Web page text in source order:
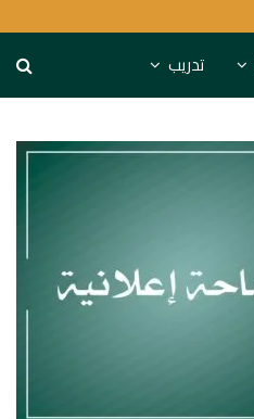
تدريب